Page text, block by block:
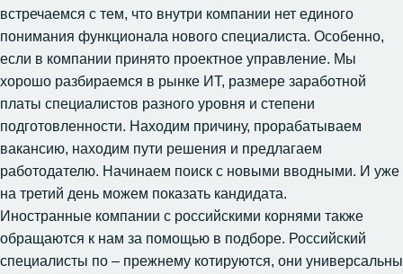
встречаемся с тем, что внутри компании нет единого
понимания функционала нового специалиста. Особенно,
если в компании принято проектное управление. Мы
хорошо разбираемся в рынке ИТ, размере заработной
платы специалистов разного уровня и степени
подготовленности. Находим причину, прорабатываем
вакансию, находим пути решения и предлагаем
работодателю. Начинаем поиск с новыми вводными. И уже
на третий день можем показать кандидата.
Иностранные компании с российскими корнями также
обращаются к нам за помощью в подборе. Российский
специалисты по – прежнему котируются, они универсальны